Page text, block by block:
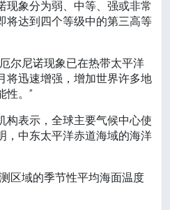
现象分为弱、中等、强或非常
将达到四个等级中的第三高等
尔尼诺现象已在热带太平洋
将迅速增强，增加世界许多地
性。”
构表示，全球主要气候中心使
，中东太平洋赤道海域的海洋
区域的季节性平均海面温度